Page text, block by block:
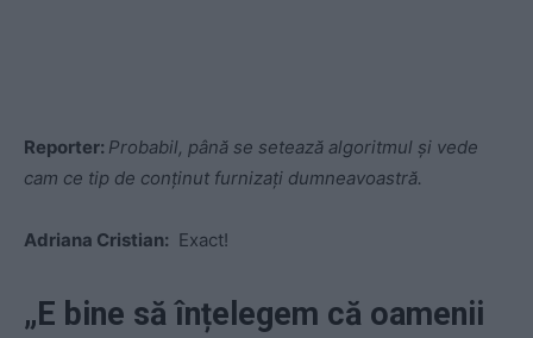
Reporter: Probabil, până se setează algoritmul și vede
cam ce tip de conținut furnizați dumneavoastră.
Adriana Cristian: Exact!
„E bine să înțelegem că oamenii